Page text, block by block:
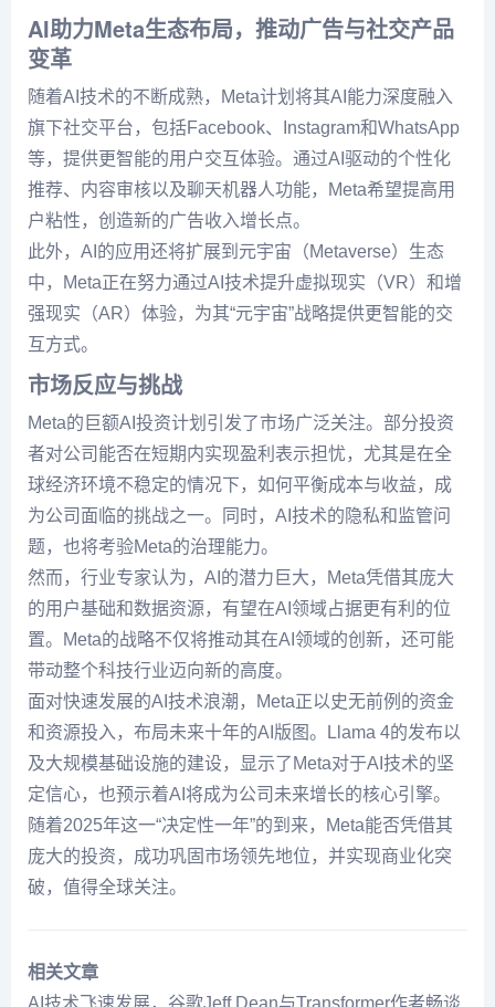
AI助力Meta生态布局，推动广告与社交产品
变革
随着AI技术的不断成熟，Meta计划将其AI能力深度融入
旗下社交平台，包括Facebook、Instagram和WhatsApp
等，提供更智能的用户交互体验。通过AI驱动的个性化
推荐、内容审核以及聊天机器人功能，Meta希望提高用
户粘性，创造新的广告收入增长点。
此外，AI的应用还将扩展到元宇宙（Metaverse）生态
中，Meta正在努力通过AI技术提升虚拟现实（VR）和增
强现实（AR）体验，为其“元宇宙”战略提供更智能的交
互方式。
市场反应与挑战
Meta的巨额AI投资计划引发了市场广泛关注。部分投资
者对公司能否在短期内实现盈利表示担忧，尤其是在全
球经济环境不稳定的情况下，如何平衡成本与收益，成
为公司面临的挑战之一。同时，AI技术的隐私和监管问
题，也将考验Meta的治理能力。
然而，行业专家认为，AI的潜力巨大，Meta凭借其庞大
的用户基础和数据资源，有望在AI领域占据更有利的位
置。Meta的战略不仅将推动其在AI领域的创新，还可能
带动整个科技行业迈向新的高度。
面对快速发展的AI技术浪潮，Meta正以史无前例的资金
和资源投入，布局未来十年的AI版图。Llama 4的发布以
及大规模基础设施的建设，显示了Meta对于AI技术的坚
定信心，也预示着AI将成为公司未来增长的核心引擎。
随着2025年这一“决定性一年”的到来，Meta能否凭借其
庞大的投资，成功巩固市场领先地位，并实现商业化突
破，值得全球关注。
相关文章